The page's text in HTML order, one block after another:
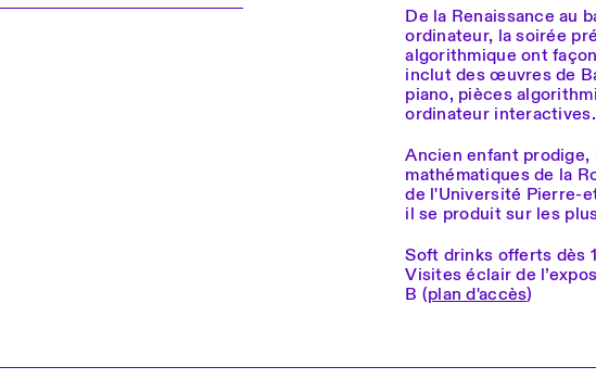
De la Renaissance au
ordinateur, la soirée
algorithmique ont
inclut des œuvres de
piano, pièces
ordinateur interactives.
Ancien enfant
mathématiques de la
de l'Université Pierre-
il se produit sur les
Soft drinks offerts dès
Visites éclair de
B (plan d'accès)